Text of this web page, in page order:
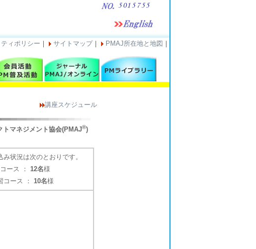
ィポリシー ｜ サイトマップ｜ PMAJ所在地と地図 ｜
講座スケジュール
トマネジメント協会(PMAJ®)
状況は次のとおりです。
ース ： 12名様
コース ： 10名様